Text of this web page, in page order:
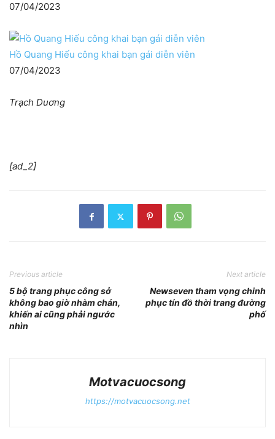
07/04/2023
Hồ Quang Hiếu công khai bạn gái diễn viên
07/04/2023
Trạch Duơng
[ad_2]
Previous article
5 bộ trang phục công sở
không bao giờ nhàm chán,
khiến ai cũng phải ngước
nhìn
Next article
Newseven tham vọng chinh
phục tín đồ thời trang đường
phố
Motvacuocsong
https://motvacuocsong.net